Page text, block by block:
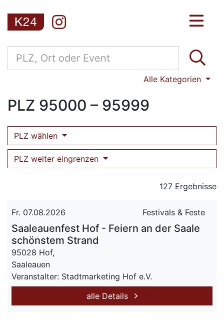
Alle Kategorien
PLZ 95000 – 95999
PLZ wählen
PLZ weiter eingrenzen
127 Ergebnisse
Fr. 07.08.2026 Festivals & Feste
Saaleauenfest Hof - Feiern an der Saale
schönstem Strand
95028 Hof,
Saaleauen
Veranstalter: Stadtmarketing Hof e.V.
alle Details